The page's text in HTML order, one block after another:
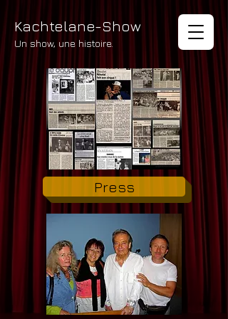
Kachtelane-Show
Un show, une histoire.
Press